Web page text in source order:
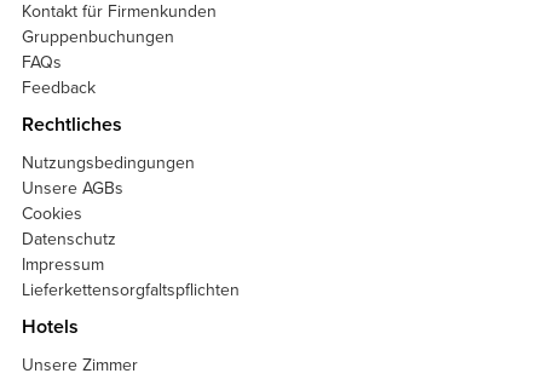
Kontakt für Firmenkunden
Gruppenbuchungen
FAQs
Feedback
Rechtliches
Nutzungsbedingungen
Unsere AGBs
Cookies
Datenschutz
Impressum
Lieferkettensorgfaltspflichten
Hotels
Unsere Zimmer